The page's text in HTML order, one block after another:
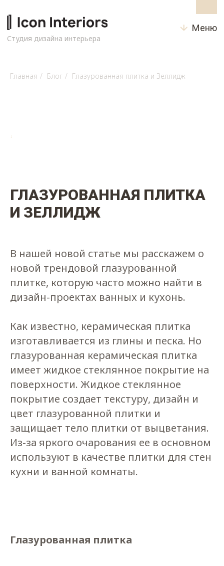
Студия дизайна интерьера
Главная / Блог / Глазурованная плитка и Зеллидж
↓
ГЛАЗУРОВАННАЯ ПЛИТКА
И ЗЕЛЛИДЖ
В нашей новой статье мы расскажем о
новой трендовой глазурованной
плитке, которую часто можно найти в
дизайн-проектах ванных и кухонь.
Как известно, керамическая плитка
изготавливается из глины и песка. Но
глазурованная керамическая плитка
имеет жидкое стеклянное покрытие на
поверхности. Жидкое стеклянное
покрытие создает текстуру, дизайн и
цвет глазурованной плитки и
защищает тело плитки от выцветания.
Из-за яркого очарования ее в основном
используют в качестве плитки для стен
кухни и ванной комнаты.
Глазурованная плитка